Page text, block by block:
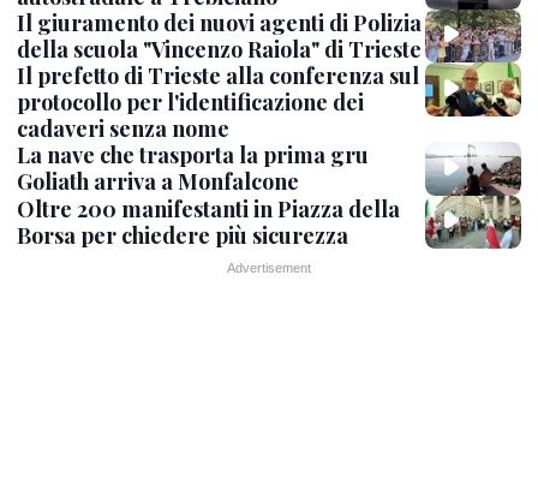
Il giuramento dei nuovi agenti di Polizia
della scuola "Vincenzo Raiola" di Trieste
Il prefetto di Trieste alla conferenza sul
protocollo per l'identificazione dei
cadaveri senza nome
La nave che trasporta la prima gru
Goliath arriva a Monfalcone
Oltre 200 manifestanti in Piazza della
Borsa per chiedere più sicurezza